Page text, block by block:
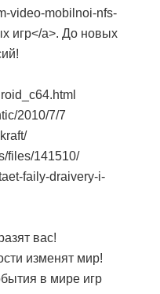
video-mobilnoi-nfs-
игр</a>. До новых
2010/7/7
files/141510/
faily-draivery-i-
вас!
изменят мир!
в мире игр